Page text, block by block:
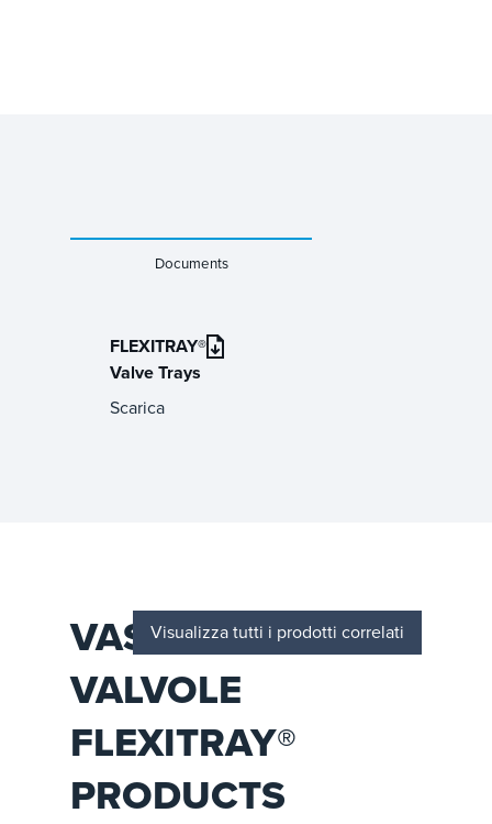
Documents
FLEXITRAY®
Valve Trays
Scarica
VASSOIO PER
VALVOLE
FLEXITRAY®
PRODUCTS
Visualizza tutti i prodotti correlati